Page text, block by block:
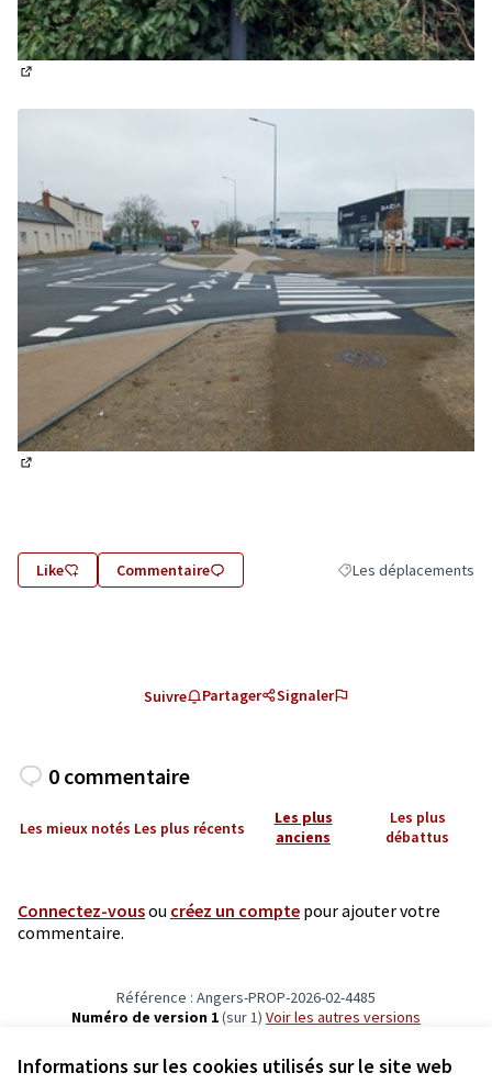
Informations sur les cookies utilisés sur le site web
Like Commentaire Filtrer les résultats de
Les déplacements
Suivre Partager Signaler
0 commentaire
Les mieux notés Les plus récents
Les plus
anciens
Les plus
débattus
Connectez-vousou créez un compte pour ajouter votre
commentaire.
Référence : Angers-PROP-2026-02-4485
Numéro de version 1(sur 1)
voir les autres versions